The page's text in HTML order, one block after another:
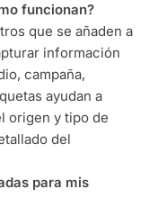
funcionan?
que se añaden a
información
campaña,
ayudan a
origen y tipo de
del
para mis